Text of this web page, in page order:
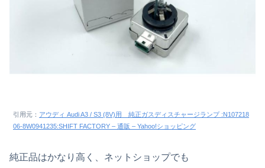
引用元： アウディ Audi A3 / S3 (8V)用 純正ガスディスチャージランプ :N107218
06-8W0941235:SHIFT FACTORY – 通販 – Yahoo!ショッピング
純正品はかなり高く、ネットショップでも